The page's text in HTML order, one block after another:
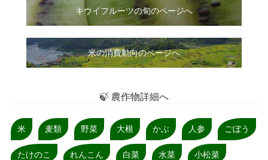
キウイフルーツの旬のページへ
米の消費動向のページへ
🍃 農作物詳細へ
米 麦類 野菜 大根 かぶ 人参 ごぼう
たけのこ れんこん 白菜 水菜 小松菜